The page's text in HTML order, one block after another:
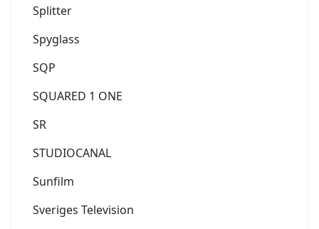
Splitter
Spyglass
SQP
SQUARED 1 ONE
SR
STUDIOCANAL
Sunfilm
Sveriges Television